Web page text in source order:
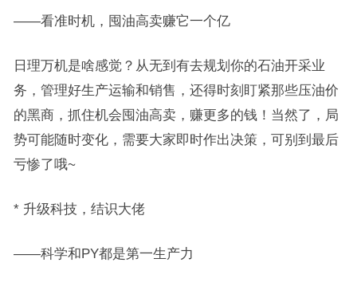
——看准时机，囤油高卖赚它一个亿
日理万机是啥感觉？从无到有去规划你的石油开采业
务，管理好生产运输和销售，还得时刻盯紧那些压油价
的黑商，抓住机会囤油高卖，赚更多的钱！当然了，局
势可能随时变化，需要大家即时作出决策，可别到最后
亏惨了哦~
* 升级科技，结识大佬
——科学和PY都是第一生产力